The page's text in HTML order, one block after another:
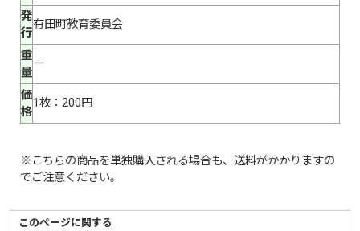
発
行
有田町教育委員会
重
量
ー
価
格
1枚：200円
※こちらの商品を単独購入される場合も、送料がかかりますの
でご注意ください。
このページに関する